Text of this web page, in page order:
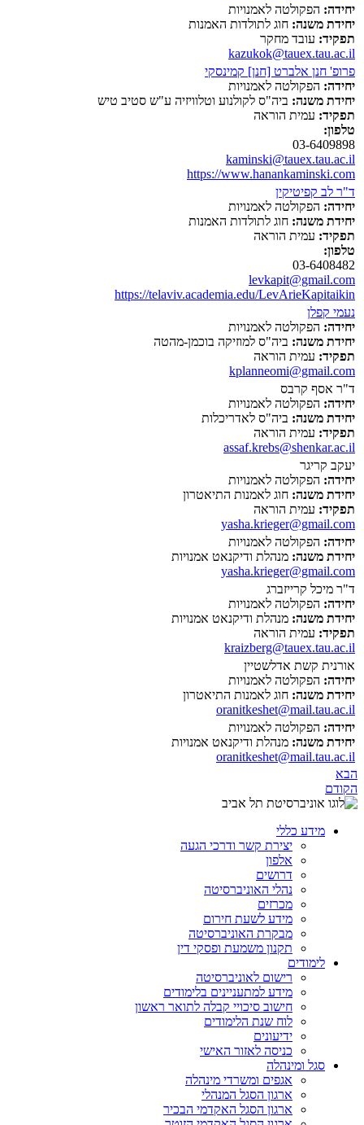
יחידה: הפקולטה לאמנויות
יחידת משנה: חוג לתולדות האמנות
תפקיד: עובד מחקר
kazukok@tauex.tau.ac.il
פרופ' חנן אלברט [חנן] קמינסקי
יחידה: הפקולטה לאמנויות
יחידת משנה: ביה"ס לקולנוע וטלוויזיה ע"ש סטיב טיש
תפקיד: עמית הוראה
טלפון:
03-6409898
kaminski@tauex.tau.ac.il
https://www.hanankaminski.com
ד"ר לב קפיטיקין
יחידה: הפקולטה לאמנויות
יחידת משנה: חוג לתולדות האמנות
תפקיד: עמית הוראה
טלפון:
03-6408482
levkapit@gmail.com
https://telaviv.academia.edu/LevArieKapitaikin
נעמי קפלן
יחידה: הפקולטה לאמנויות
יחידת משנה: ביה"ס למוזיקה בוכמן-מהטה
תפקיד: עמית הוראה
kplanneomi@gmail.com
ד"ר אסף קרבס
יחידה: הפקולטה לאמנויות
יחידת משנה: ביה"ס לאדריכלות
תפקיד: עמית הוראה
assaf.krebs@shenkar.ac.il
יעקב קריגר
יחידה: הפקולטה לאמנויות
יחידת משנה: חוג לאמנות התיאטרון
תפקיד: עמית הוראה
yasha.krieger@gmail.com
יחידה: הפקולטה לאמנויות
יחידת משנה: מנהלת ודיקנאט אמנויות
yasha.krieger@gmail.com
ד"ר מיכל קרייזברג
יחידה: הפקולטה לאמנויות
יחידת משנה: מנהלת ודיקנאט אמנויות
תפקיד: עמית הוראה
kraizberg@tauex.tau.ac.il
אורנית קשת אדלשטיין
יחידה: הפקולטה לאמנויות
יחידת משנה: חוג לאמנות התיאטרון
oranitkeshet@mail.tau.ac.il
יחידה: הפקולטה לאמנויות
יחידת משנה: מנהלת ודיקנאט אמנויות
oranitkeshet@mail.tau.ac.il
הבא
הקודם
מידע כללי
יצירת קשר ודרכי הגעה
אלפון
דרושים
נהלי האוניברסיטה
מכרזים
מידע לשעת חירום
מבקרת האוניברסיטה
תקנון משמעת ופסקי דין
לימודים
רישום לאוניברסיטה
מידע למתעניינים בלימודים
חישוב סיכויי קבלה לתואר ראשון
לוח שנת הלימודים
ידיעונים
כניסה לאזור האישי
סגל ומינהלה
אגפים ומשרדי מינהלה
ארגון הסגל המנהלי
ארגון הסגל האקדמי הבכיר